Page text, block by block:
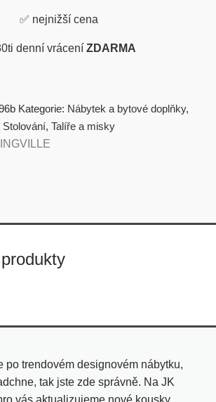
✅ nejnižší cena
denní vrácení ZDARMA
Kategorie: Nábytek a bytové doplňky,
Stolování, Talíře a misky
po trendovém designovém nábytku,
tak jste zde správně. Na JK
vás aktualizujeme nové kousky,